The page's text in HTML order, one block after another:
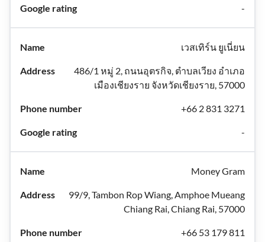
-
เวสเทิร์น ยูเนี่ยน
486/1 หมู่ 2, ถนนอุตรกิจ, ตำบลเวียง อำเภอ
เมืองเชียงราย จังหวัดเชียงราย, 57000
+66 2 831 3271
-
Money Gram
99/9, Tambon Rop Wiang, Amphoe Mueang
Chiang Rai, Chiang Rai, 57000
+66 53 179 811